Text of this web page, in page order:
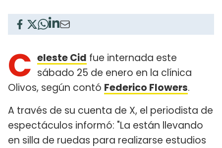
C eleste Cid fue internada este
sábado 25 de enero en la clínica
Olivos, según contó Federico Flowers.
A través de su cuenta de X, el periodista de
espectáculos informó: "La están llevando
en silla de ruedas para realizarse estudios